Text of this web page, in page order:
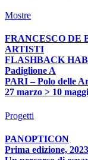
Mostre
FRANCESCO DE
ARTISTI
FLASHBACK
Padiglione A
PARI – Polo delle
27 marzo > 10
Progetti
PANOPTICON
Prima edizione,